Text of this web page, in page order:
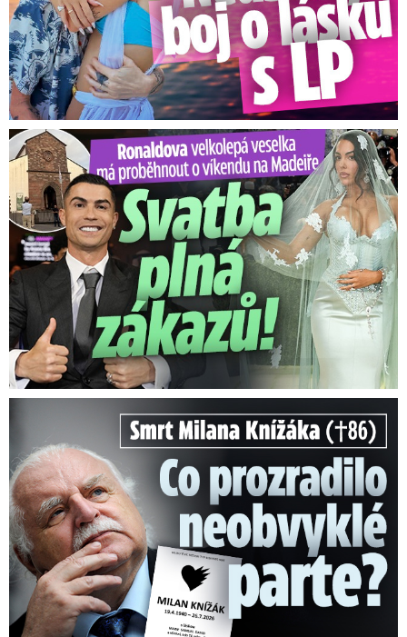
Ronaldova velkolepá veselka na Madeiře: Svatba plná zákazů!
Smrt Milana Knížáka (†86): Co prozradilo neobvyklé parte?